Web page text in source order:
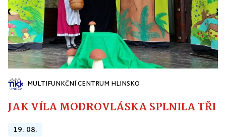
MULTIFUNKČNÍ CENTRUM HLINSKO
JAK VÍLA MODROVLÁSKA SPLNILA
19. 08.